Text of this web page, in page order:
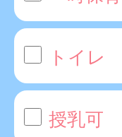
トイレ
授乳可